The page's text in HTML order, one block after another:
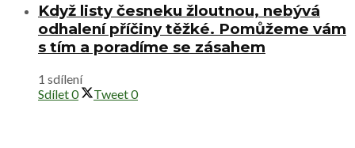
Když listy česneku žloutnou, nebývá
odhalení příčiny těžké. Pomůžeme vám
s tím a poradíme se zásahem
1 sdílení
Sdílet0 Tweet0